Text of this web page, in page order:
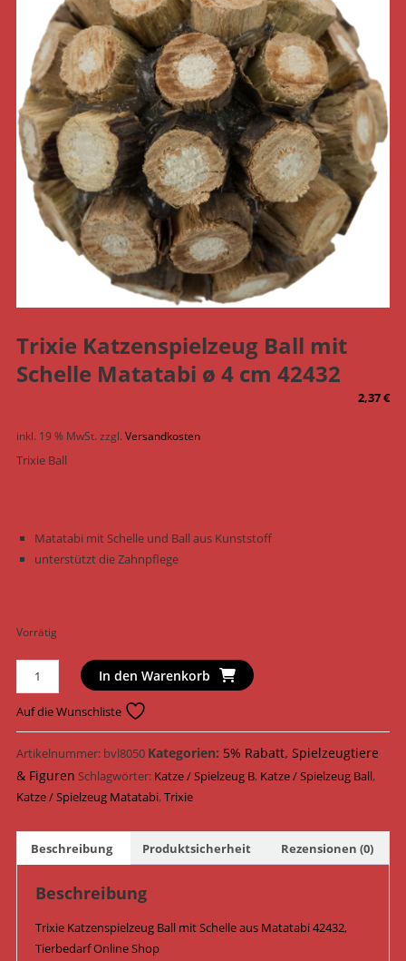
Trixie Katzenspielzeug Ball mit
Schelle Matatabi ø 4 cm 42432
2,37€
inkl. 19 % MwSt. zzgl. Versandkosten
Trixie Ball
Matatabi mit Schelle und Ball aus Kunststoff
unterstützt die Zahnpflege
Vorrätig
Trixie
Katzenspielzeug
Ball
mit
Schelle
Matatabi
ø
cm
42432
In den Warenkorb
Auf die Wunschliste
Artikelnummer: bvl8050 Kategorien: 5% Rabatt, Spielzeugtiere
& Figuren Schlagwörter: Katze / Spielzeug B, Katze / Spielzeug Ball,
Katze / Spielzeug Matatabi,Trixie
Beschreibung Produktsicherheit Rezensionen (0)
Beschreibung
Trixie Katzenspielzeug Ball mit Schelle aus Matatabi 42432,
Tierbedarf Online Shop